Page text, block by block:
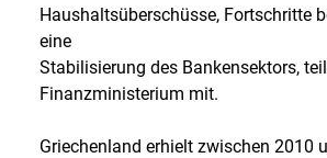
Haushaltsüberschüsse, Fortschritte
eine
Stabilisierung des Bankensektors,
Finanzministerium mit.
Griechenland erhielt zwischen 2010